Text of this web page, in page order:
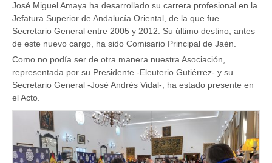
José Miguel Amaya ha desarrollado su carrera profesional en la
Jefatura Superior de Andalucía Oriental, de la que fue
Secretario General entre 2005 y 2012. Su último destino, antes
de este nuevo cargo, ha sido Comisario Principal de Jaén.
Como no podía ser de otra manera nuestra Asociación,
representada por su Presidente -Eleuterio Gutiérrez- y su
Secretario General -José Andrés Vidal-, ha estado presente en
el Acto.